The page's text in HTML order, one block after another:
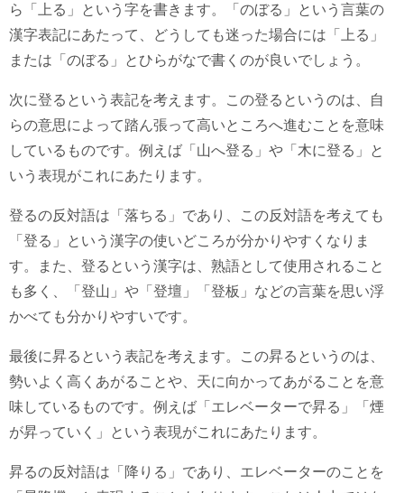
ら「上る」という字を書きます。「のぼる」という言葉の
漢字表記にあたって、どうしても迷った場合には「上る」
または「のぼる」とひらがなで書くのが良いでしょう。
次に登るという表記を考えます。この登るというのは、自
らの意思によって踏ん張って高いところへ進むことを意味
しているものです。例えば「山へ登る」や「木に登る」と
いう表現がこれにあたります。
登るの反対語は「落ちる」であり、この反対語を考えても
「登る」という漢字の使いどころが分かりやすくなりま
す。また、登るという漢字は、熟語として使用されること
も多く、「登山」や「登壇」「登板」などの言葉を思い浮
かべても分かりやすいです。
最後に昇るという表記を考えます。この昇るというのは、
勢いよく高くあがることや、天に向かってあがることを意
味しているものです。例えば「エレベーターで昇る」「煙
が昇っていく」という表現がこれにあたります。
昇るの反対語は「降りる」であり、エレベーターのことを